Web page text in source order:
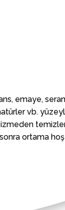
emaye,
vb.
ortama hoş